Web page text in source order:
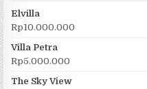
Elvilla
Rp10.000.000
Villa Petra
Rp5.000.000
The Sky View